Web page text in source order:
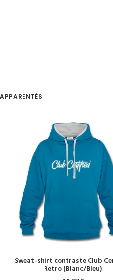
CHOIX DES OPTIONS
Sweat-shirt contraste Club
Retro (Blanc/Bleu)